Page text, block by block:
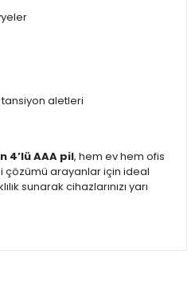
aletleri
4’lü AAA pil, hem ev hem ofis
çözümü arayanlar için ideal
sunarak cihazlarınızı yarı